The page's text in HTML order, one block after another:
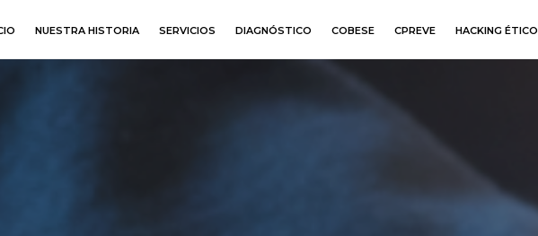
NUESTRA HISTORIA SERVICIOS DIAGNÓSTICO COBESE CPREVE HACKING ÉTICO